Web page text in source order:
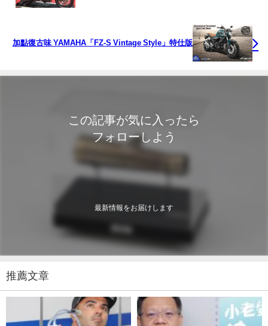
加點復古味 YAMAHA「FZ-S Vintage Style」特仕版
この記事が気に入ったら
フォローしよう
最新情報をお届けします
推薦文章